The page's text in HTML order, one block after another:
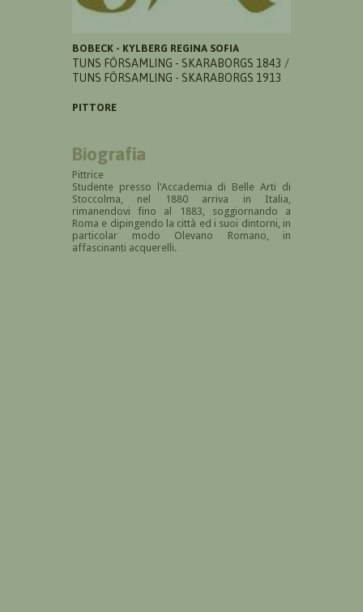
BOBECK - KYLBERG REGINA SOFIA
TUNS FÖRSAMLING - SKARABORGS 1843 /
TUNS FÖRSAMLING - SKARABORGS 1913
PITTORE
Biografia
Pittrice
Studente presso l'Accademia di Belle Arti di
Stoccolma, nel 1880 arriva in Italia,
rimanendovi fino al 1883, soggiornando a
Roma e dipingendo la città ed i suoi dintorni, in
particolar modo Olevano Romano, in
affascinanti acquerelli.